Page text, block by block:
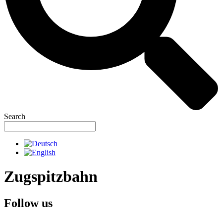
Search
Zugspitzbahn
Follow us